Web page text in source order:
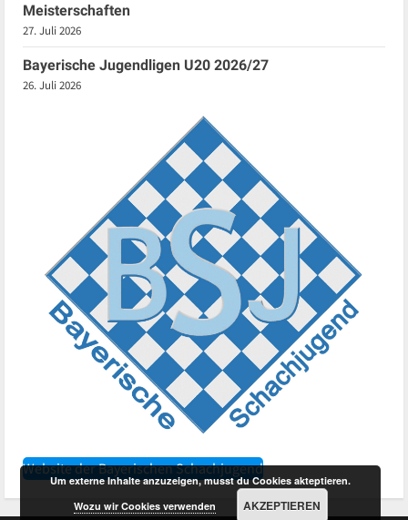
Meisterschaften
27. Juli 2026
Bayerische Jugendligen U20 2026/27
26. Juli 2026
Website der Bayerischen Schachjugend
Um externe Inhalte anzuzeigen, musst du Cookies akteptieren.
Wozu wir Cookies verwenden
AKZEPTIEREN